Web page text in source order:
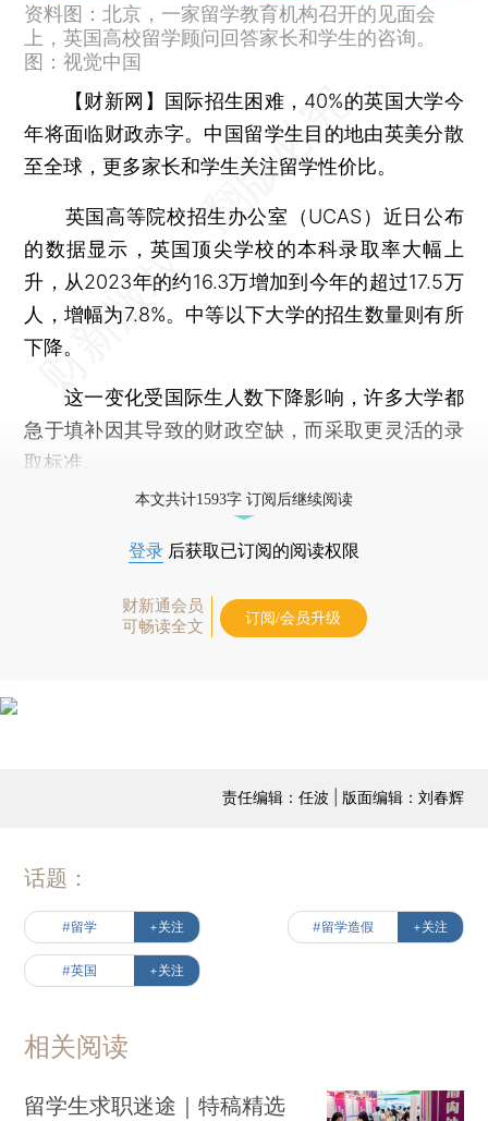
资料图：北京，一家留学教育机构召开的见面会
上，英国高校留学顾问回答家长和学生的咨询。
图：视觉中国
【财新网】 国际招生困难，40%的英国大学今
年将面临财政赤字。中国留学生目的地由英美分散
至全球，更多家长和学生关注留学性价比。
英国高等院校招生办公室（UCAS）近日公布
的数据显示，英国顶尖学校的本科录取率大幅上
升，从2023年的约16.3万增加到今年的超过17.5万
人，增幅为7.8%。中等以下大学的招生数量则有所
下降。
这一变化受国际生人数下降影响，许多大学都
急于填补因其导致的财政空缺，而采取更灵活的录
取标准。
本文共计1593字 订阅后继续阅读
登录 后获取已订阅的阅读权限
财新通会员
可畅读全文
订阅/会员升级
责任编辑：任波 | 版面编辑：刘春辉
话题：
#留学 +关注 #留学造假 +关注
#英国 +关注
相关阅读
留学生求职迷途｜特稿精选